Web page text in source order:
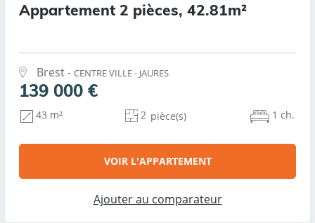
Appartement 2 pièces, 42.81m²
Brest - CENTRE VILLE - JAURES
139 000 €
43 m² 2 pièce(s) 1 ch.
VOIR L'APPARTEMENT
Ajouter au comparateur